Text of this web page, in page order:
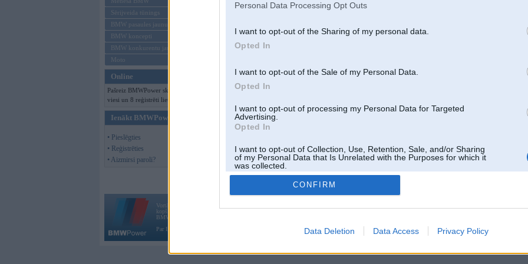
Personal Data Processing Opt Outs
I want to opt-out of the Sharing of my personal data.
Opted In
I want to opt-out of the Sale of my Personal Data.
Opted In
I want to opt-out of processing my Personal Data for Targeted
Advertising.
Opted In
I want to opt-out of Collection, Use, Retention, Sale, and/or Sharing
of my Personal Data that Is Unrelated with the Purposes for which it
was collected.
Opted Out
CONFIRM
Data Deletion Data Access Privacy Policy
Sērijveida tūnings
BMW pasaules jaunumi
BMW koncepti
BMW konkurentu jaunumi
Moto
Online
Pašreiz BMWPower skatās 142
viesi un 8 reģistrēti lietotāji.
Ienākt BMWPower
• Pieslēgties
• Reģistrēties
• Aizmirsi paroli?
Vortāls BMWPower.lv darbojas
kopš 2002. gada 14. maija. Tas nav auto klubs un nav saistīts ar
BMW AG.
Par BMWPower